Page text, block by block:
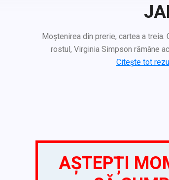
Moștenirea din prerie, cartea a
rostul, Virginia Simpson rămâne
Citește tot
AȘTEPȚI